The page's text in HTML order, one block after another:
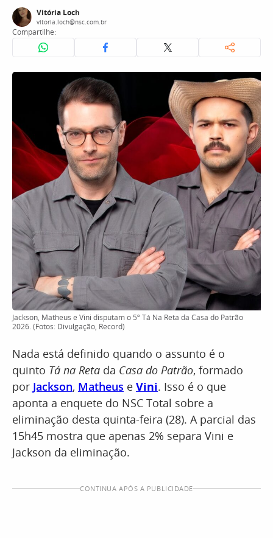
Vitória Loch
vitoria.loch@nsc.com.br
Compartilhe:
Jackson, Matheus e Vini disputam o 5º Tá Na Reta da Casa do Patrão
2026. (Fotos: Divulgação, Record)
Nada está definido quando o assunto é o
quinto Tá na Reta da Casa do Patrão, formado
por Jackson, Matheus e Vini. Isso é o que
aponta a enquete do NSC Total sobre a
eliminação desta quinta-feira (28). A parcial das
15h45 mostra que apenas 2% separa Vini e
Jackson da eliminação.
CONTINUA APÓS A PUBLICIDADE